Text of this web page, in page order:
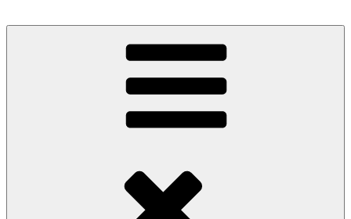
COUNTRYHOME
Wo die (Country-) Musik Zuhause ist